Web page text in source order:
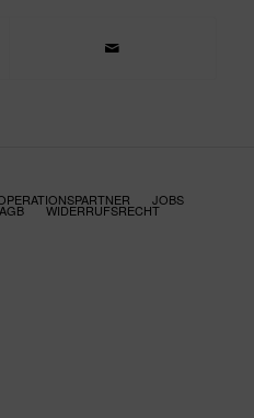
JOBS
AGB WIDERRUFSRECHT